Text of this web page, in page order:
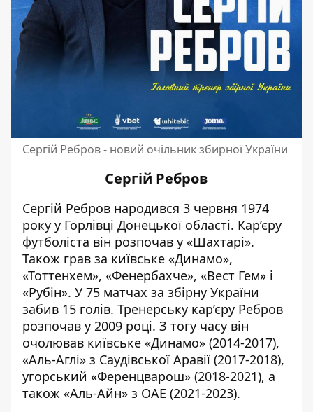
Сергій Ребров - новий очільник збирної України
Сергій Ребров
Сергій Ребров народився 3 червня 1974
року у Горлівці Донецької області. Кар’єру
футболіста він розпочав у «Шахтарі».
Також грав за київське «Динамо»,
«Тоттенхем», «Фенербахче», «Вест Гем» і
«Рубін». У 75 матчах за збірну України
забив 15 голів. Тренерську кар’єру Ребров
розпочав у 2009 році. З тогу часу він
очолював київське «Динамо» (2014-2017),
«Аль-Аглі» з Саудівської Аравії (2017-2018),
угорський «Ференцварош» (2018-2021), а
також «Аль-Айн» з ОАЕ (2021-2023).